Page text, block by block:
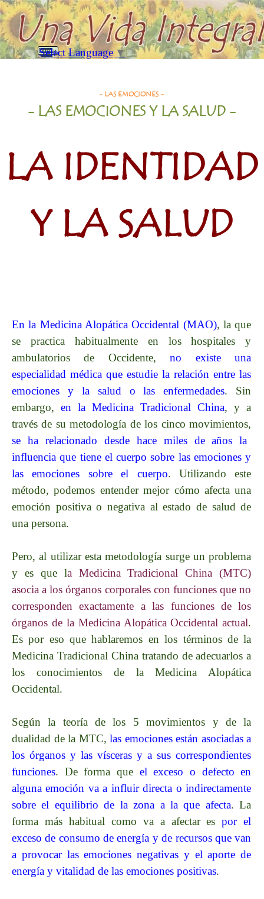
Vaya al Contenido
Saltar menú
Select Language ▼
Buscar
- LAS EMOCIONES –
- LAS EMOCIONESY LA SALUD -
LA IDENTIDAD
Y LA SALUD
En la Medicina AlopáticaOccidental (MAO), la que
se practica habitualmente en los hospitales y
ambulatorios de Occidente,no existe una
especialidad médica que estudie la relación entre las
emociones y la salud o las enfermedades. Sin
embargo,en la Medicina Tradicional China, y a
través de su metodología de los cinco movimientos,
se ha relacionado desde hace miles de años la
influencia que tiene el cuerpo sobre las emociones y
las emociones sobre el cuerpo. Utilizando este
método, podemos entender mejor cómo afecta una
emoción positiva o negativa al estado de salud de
una persona.
Pero, al utilizar esta metodología surge un problema
y es que la Medicina Tradicional China (MTC)
asocia a los órganos corporales con funciones que no
corresponden exactamente a las funciones de los
órganos de la Medicina AlopáticaOccidental actual.
Es por eso que hablaremos en los términos de la
Medicina Tradicional China tratando de adecuarlos a
los conocimientos de la Medicina Alopática
Occidental.
Según la teoría de los 5 movimientos y de la
dualidad de la MTC,las emociones están asociadas a
los órganos y las vísceras y a sus correspondientes
funciones. De forma que el exceso o defecto en
alguna emoción va a influir directa o indirectamente
sobre el equilibrio de la zona a la que afecta. La
forma más habitual como va a afectar espor el
exceso de consumo de energía y de recursos que van
a provocar las emociones negativas y el aporte de
energía y vitalidad de las emociones positivas.